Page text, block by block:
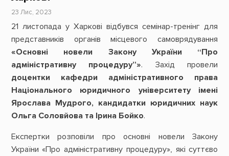
23 Лис, 2023
21 листопада у Харкові відбувся семінар-тренінг для
представників органів місцевого самоврядування
«Основні новели Закону України “Про
адміністративну процедуру”». Захід провели
доцентки кафедри адміністративного права
Національного юридичного університету імені
Ярослава Мудрого, кандидатки юридичних наук
Ольга Соловйова та Ірина Бойко.
Експертки розповіли про основні новели Закону
України «Про адміністративну процедуру», які суттєво